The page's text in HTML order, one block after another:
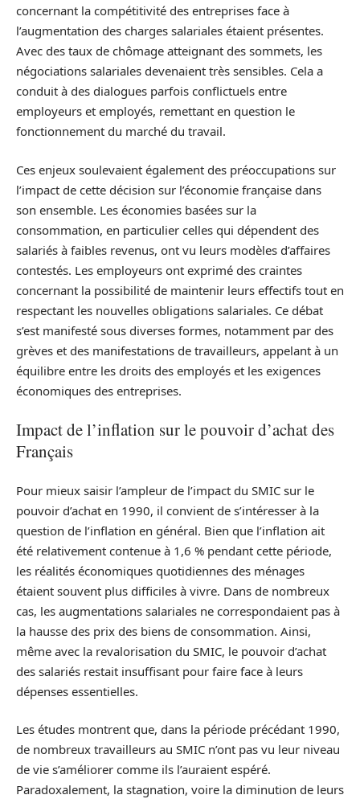
concernant la compétitivité des entreprises face à
l’augmentation des charges salariales étaient présentes.
Avec des taux de chômage atteignant des sommets, les
négo­ciations salariales devenaient très sensibles. Cela a
conduit à des dialogues parfois conflictuels entre
employeurs et employés, remettant en question le
fonctionnement du marché du travail.
Ces enjeux soulevaient également des préoccupations sur
l’impact de cette décision sur l’économie française dans
son ensemble. Les économies basées sur la
consommation, en particulier celles qui dépendent des
salariés à faibles revenus, ont vu leurs modèles d’affaires
contestés. Les employeurs ont exprimé des craintes
concernant la possibilité de maintenir leurs effectifs tout en
respectant les nouvelles obligations salariales. Ce débat
s’est manifesté sous diverses formes, notamment par des
grèves et des manifestations de travailleurs, appelant à un
équilibre entre les droits des employés et les exigences
économiques des entreprises.
Impact de l’inflation sur le pouvoir d’achat des
Français
Pour mieux saisir l’ampleur de l’impact du SMIC sur le
pouvoir d’achat en 1990, il convient de s’intéresser à la
question de l’inflation en général. Bien que l’inflation ait
été relativement contenue à 1,6 % pendant cette période,
les réalités économiques quotidiennes des ménages
étaient souvent plus difficiles à vivre. Dans de nombreux
cas, les augmentations salariales ne correspondaient pas à
la hausse des prix des biens de consommation. Ainsi,
même avec la revalorisation du SMIC, le pouvoir d’achat
des salariés restait insuffisant pour faire face à leurs
dépenses essentielles.
Les études montrent que, dans la période précédant 1990,
de nombreux travailleurs au SMIC n’ont pas vu leur niveau
de vie s’améliorer comme ils l’auraient espéré.
Paradoxalement, la stagnation, voire la diminution de leurs